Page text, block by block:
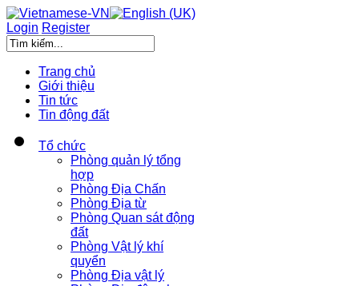
Login Register
Trang chủ
Giới thiệu
Tin tức
Tin động đất
Tổ chức
Phòng quản lý tổng
hợp
Phòng Địa Chấn
Phòng Địa từ
Phòng Quan sát động
đất
Phòng Vật lý khí
quyển
Phòng Địa vật lý